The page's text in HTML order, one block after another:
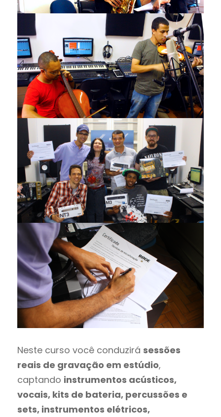
Neste curso você conduzirá sessões
reais de gravação em estúdio,
captando instrumentos acústicos,
vocais, kits de bateria, percussões e
sets, instrumentos elétricos,